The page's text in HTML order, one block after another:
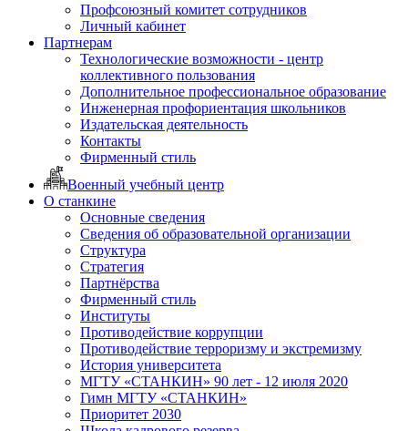
Профсоюзный комитет сотрудников
Личный кабинет
Партнерам
Технологические возможности - центр
коллективного пользования
Дополнительное профессиональное образование
Инженерная профориентация школьников
Издательская деятельность
Контакты
Фирменный стиль
Военный учебный центр
О станкине
Основные сведения
Сведения об образовательной организации
Структура
Стратегия
Партнёрства
Фирменный стиль
Институты
Противодействие коррупции
Противодействие терроризму и экстремизму
История университета
МГТУ «СТАНКИН» 90 лет - 12 июля 2020
Гимн МГТУ «СТАНКИН»
Приоритет 2030